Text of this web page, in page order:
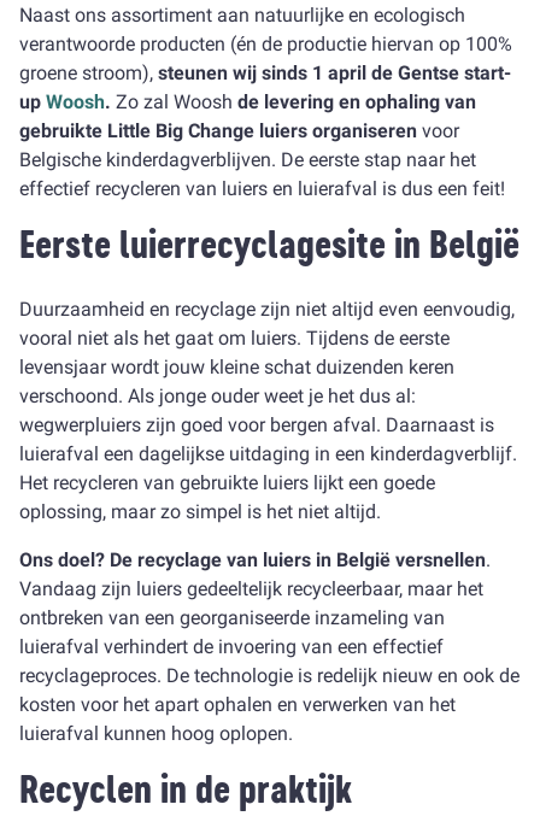
Naast ons assortiment aan natuurlijke en ecologisch
verantwoorde producten (én de productie hiervan op 100%
groene stroom), steunen wij sinds 1 april de Gentse start-
up Woosh. Zo zal Woosh de levering en ophaling van
gebruikte Little Big Change luiers organiseren voor
Belgische kinderdagverblijven. De eerste stap naar het
effectief recycleren van luiers en luierafval is dus een feit!
Eerste luierrecyclagesite in België
Duurzaamheid en recyclage zijn niet altijd even eenvoudig,
vooral niet als het gaat om luiers. Tijdens de eerste
levensjaar wordt jouw kleine schat duizenden keren
verschoond. Als jonge ouder weet je het dus al:
wegwerpluiers zijn goed voor bergen afval. Daarnaast is
luierafval een dagelijkse uitdaging in een kinderdagverblijf.
Het recycleren van gebruikte luiers lijkt een goede
oplossing, maar zo simpel is het niet altijd.
Ons doel? De recyclage van luiers in België versnellen.
Vandaag zijn luiers gedeeltelijk recycleerbaar, maar het
ontbreken van een georganiseerde inzameling van
luierafval verhindert de invoering van een effectief
recyclageproces. De technologie is redelijk nieuw en ook de
kosten voor het apart ophalen en verwerken van het
luierafval kunnen hoog oplopen.
Recyclen in de praktijk